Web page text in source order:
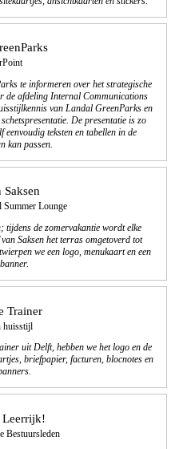
te informeren over het strategische
de afdeling Internal Communications
van Landal GreenParks en
De presentatie is zo
teksten en tabellen in de
kan passen.
Summer Lounge
tijdens de zomervakantie wordt elke
Saksen het terras omgetoverd tot
we een logo, menukaart en een
Trainer
huisstijl
uit Delft, hebben we het logo en de
briefpapier, facturen, blocnotes en
Leerrijk!
Bestuursleden